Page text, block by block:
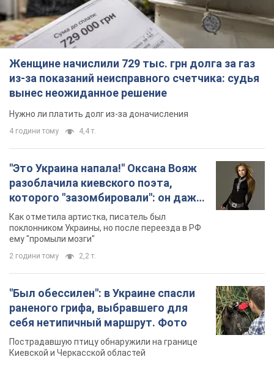
Женщине начислили 729 тыс. грн долга за газ
из-за показаний неисправного счетчика: судья
вынес неожиданное решение
Нужно ли платить долг из-за доначисления
4 години тому 4,4 т.
"Это Украина напала!" Оксана Вояж
разоблачила киевского поэта,
которого "зазомбировали": он даже
русского не знал, а теперь хочет
геноцида украинцев
Как отметила артистка, писатель был
поклонником Украины, но после переезда в РФ
ему "промыли мозги"
2 години тому 2,2 т.
"Был обессилен": в Украине спасли
раненого грифа, выбравшего для
себя нетипичный маршрут. Фото
Пострадавшую птицу обнаружили на границе
Киевской и Черкасской областей